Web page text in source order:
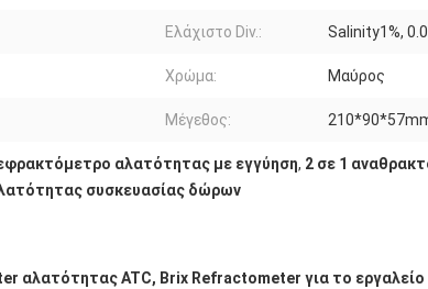
Ελάχιστο Div.: Salinity1%,
Χρώμα: Μαύρος
Μέγεθος:
αλατότητας με εγγύηση, 2 σε 1
συσκευασίας δώρων
αλατότητας ATC, Brix Refractometer για το